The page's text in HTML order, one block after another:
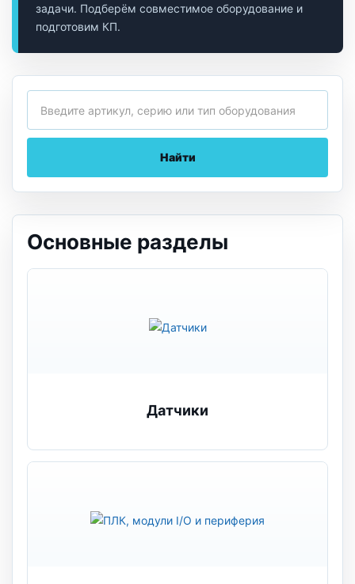
задачи. Подберём совместимое оборудование и
подготовим КП.
Найти
Основные разделы
Датчики